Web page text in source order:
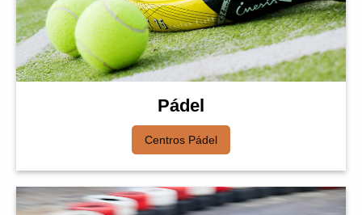
Pádel
Centros Pádel